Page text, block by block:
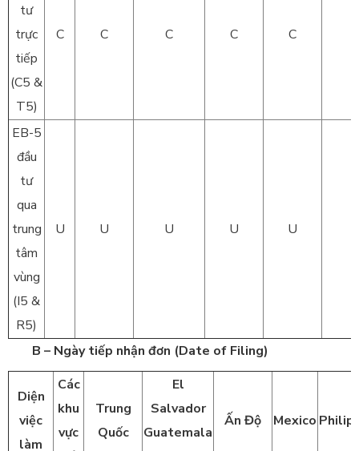
tư
trực
tiếp
(C5 &
T5)
C C C C C
EB-5
đầu
tư
qua
trung
tâm
vùng
(I5 &
R5)
U U U U U
B – Ngày tiếp nhận đơn (Date of Filing)
Diện
việc
làm
Các
khu
vực
Trung
Quốc
El
Salvador
Guatemala
Ấn Độ Mexico